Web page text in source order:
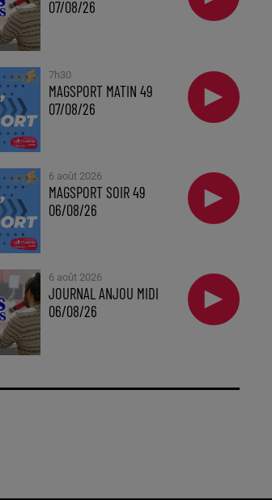
07/08/26
7h30
MAGSPORT MATIN 49
07/08/26
6 août 2026
MAGSPORT SOIR 49
06/08/26
6 août 2026
JOURNAL ANJOU MIDI
06/08/26